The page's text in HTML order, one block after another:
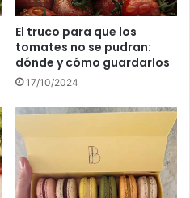
El truco para que los
tomates no se pudran:
dónde y cómo guardarlos
17/10/2024